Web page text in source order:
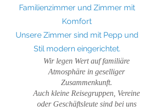
Familienzimmer und Zimmer mit
Komfort
Unsere Zimmer sind mit Pepp und
Stil modern eingerichtet.
Wir legen Wert auf familiäre
Atmosphäre in geselliger
Zusammenkunft.
Auch kleine Reisegruppen, Vereine
oder Geschäftsleute sind bei uns